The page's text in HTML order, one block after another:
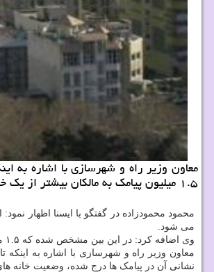
۱.۵ میلیون پیامك به مالكان بیشتر از یك خانه ارسال شده است.
می شود.
وی اضافه کرد: در این بین مشخص شده که ۱.۵ میلیون نفر مالک بیشتر از یک واحد مسکونی هستند که برای آنها پیامک ارسال کردیم تا وضعیت سکونت خانه های خویش را مشخص کنند.
معاون وزیر راه و شهرسازی با اشاره به
نشانی آن در پیامک ها درج شده، وضعیت خانه